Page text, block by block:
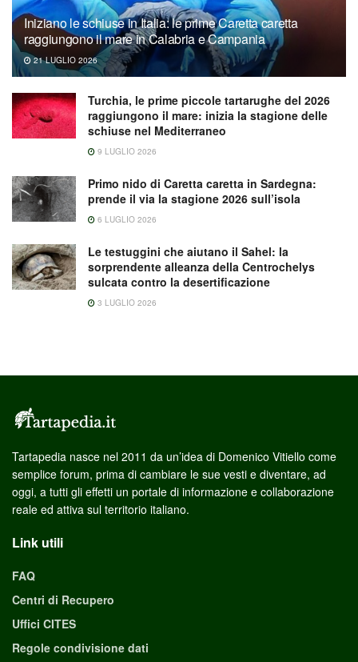
Iniziano le schiuse in Italia: le prime Caretta caretta
raggiungono il mare in Calabria e Campania
21 LUGLIO 2026
Turchia, le prime piccole tartarughe del 2026
raggiungono il mare: inizia la stagione delle
schiuse nel Mediterraneo
9 LUGLIO 2026
Primo nido di Caretta caretta in Sardegna:
prende il via la stagione 2026 sull’isola
6 LUGLIO 2026
Le testuggini che aiutano il Sahel: la
sorprendente alleanza della Centrochelys
sulcata contro la desertificazione
3 LUGLIO 2026
Tartapedia nasce nel 2011 da un’idea di Domenico Vitiello come
semplice forum, prima di cambiare le sue vesti e diventare, ad
oggi, a tutti gli effetti un portale di informazione e collaborazione
reale ed attiva sul territorio italiano.
Link utili
FAQ
Centri di Recupero
Uffici CITES
Regole condivisione dati